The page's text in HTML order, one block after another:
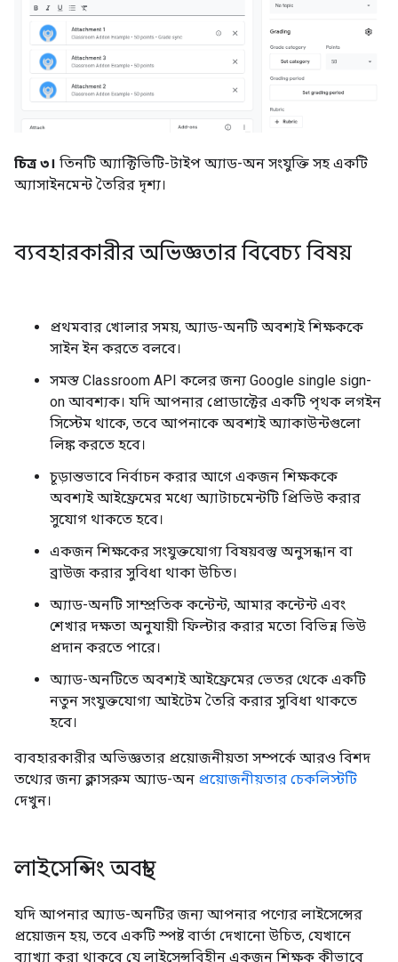
চিত্র ৩। তিনটি অ্যাক্টিভিটি-টাইপ অ্যাড-অন সংযুক্তি সহ একটি
অ্যাসাইনমেন্ট তৈরির দৃশ্য।
ব্যবহারকারীর অভিজ্ঞতার বিবেচ্য বিষয়
প্রথমবার খোলার সময়, অ্যাড-অনটি অবশ্যই শিক্ষককে
সাইন ইন করতে বলবে।
সমস্ত Classroom API কলের জন্য Google single sign-
on আবশ্যক। যদি আপনার প্রোডাক্টের একটি পৃথক লগইন
সিস্টেম থাকে, তবে আপনাকে অবশ্যই অ্যাকাউন্টগুলো
লিঙ্ক করতে হবে।
চূড়ান্তভাবে নির্বাচন করার আগে একজন শিক্ষককে
অবশ্যই আইফ্রেমের মধ্যে অ্যাটাচমেন্টটি প্রিভিউ করার
সুযোগ থাকতে হবে।
একজন শিক্ষকের সংযুক্তযোগ্য বিষয়বস্তু অনুসন্ধান বা
ব্রাউজ করার সুবিধা থাকা উচিত।
অ্যাড-অনটি সাম্প্রতিক কন্টেন্ট, আমার কন্টেন্ট এবং
শেখার দক্ষতা অনুযায়ী ফিল্টার করার মতো বিভিন্ন ভিউ
প্রদান করতে পারে।
অ্যাড-অনটিতে অবশ্যই আইফ্রেমের ভেতর থেকে একটি
নতুন সংযুক্তযোগ্য আইটেম তৈরি করার সুবিধা থাকতে
হবে।
ব্যবহারকারীর অভিজ্ঞতার প্রয়োজনীয়তা সম্পর্কে আরও বিশদ
তথ্যের জন্য ক্লাসরুম অ্যাড-অন প্রয়োজনীয়তার চেকলিস্টটি
দেখুন।
লাইসেন্সিং অবস্থা
যদি আপনার অ্যাড-অনটির জন্য আপনার পণ্যের লাইসেন্সের
প্রয়োজন হয়, তবে একটি স্পষ্ট বার্তা দেখানো উচিত, যেখানে
ব্যাখ্যা করা থাকবে যে লাইসেন্সবিহীন একজন শিক্ষক কীভাবে